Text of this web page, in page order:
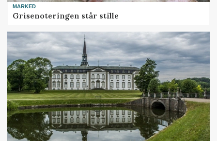
MARKED
Grisenoteringen står stille